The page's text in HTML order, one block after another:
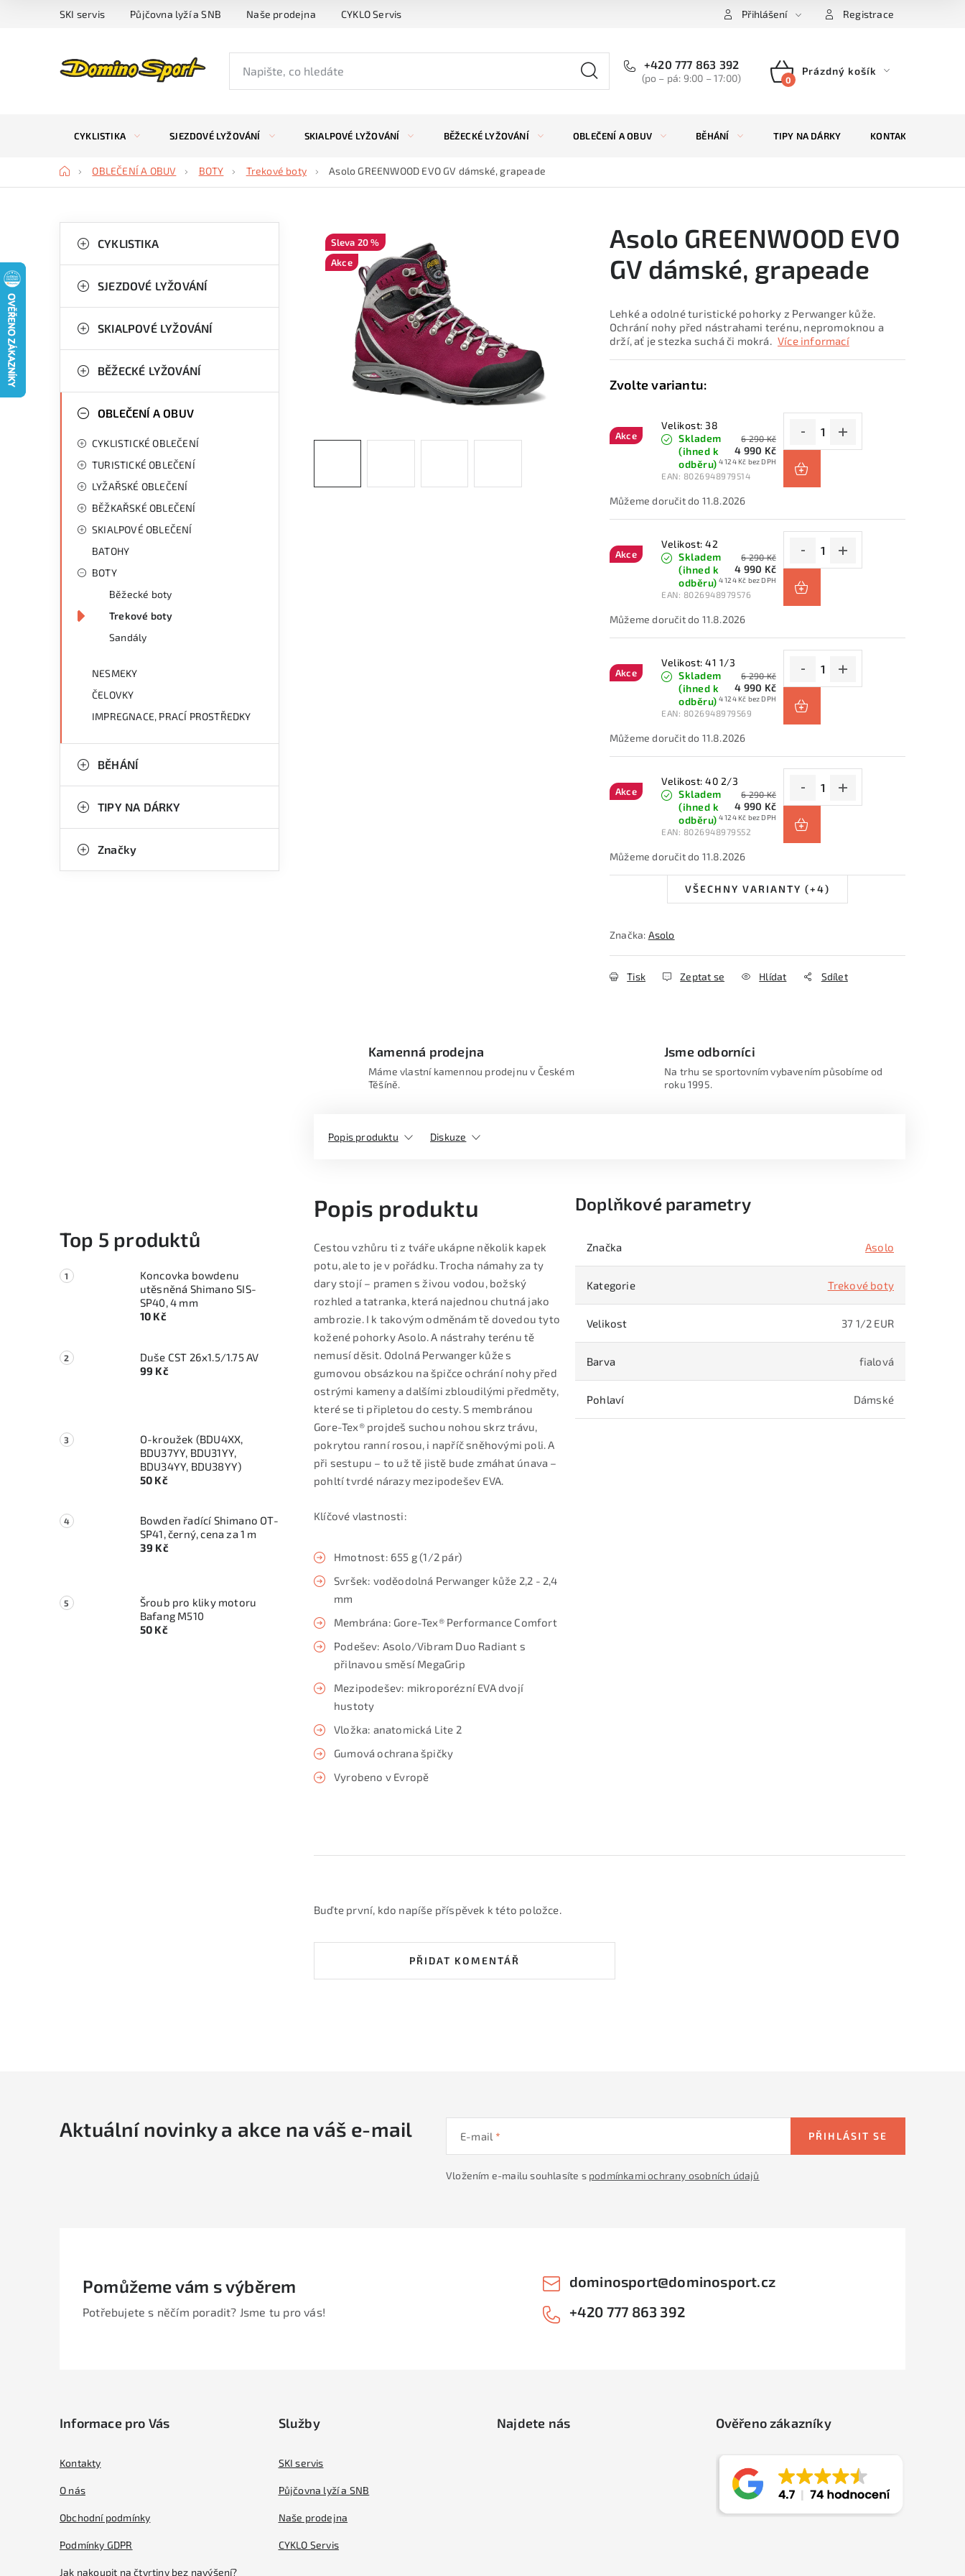
SKI servis Půjčovna lyží a SNB Naše prodejna CYKLO Servis Přihlášení Registrace
+420 777 863 392
(po – pá: 9:00 – 17:00)
NÁKUPNÍ
Prázdný košík
CYKLISTIKA SJEZDOVÉ LYŽOVÁNÍ SKIALPOVÉ LYŽOVÁNÍ BĚŽECKÉ LYŽOVÁNÍ OBLEČENÍ A OBUV BĚHÁNÍ TIPY NA DÁRKY KONTAKTY
DomůOBLEČENÍ A OBUV BOTY Trekové boty Asolo GREENWOOD EVO GV dámské, grapeade
o
t
r
n
kategorie
e
o
i
CYKLISTIKA
SJEZDOVÉ LYŽOVÁNÍ
SKIALPOVÉ LYŽOVÁNÍ
BĚŽECKÉ LYŽOVÁNÍ
OBLEČENÍ A OBUV
CYKLISTICKÉ OBLEČENÍ
TURISTICKÉ OBLEČENÍ
LYŽAŘSKÉ OBLEČENÍ
BĚŽKAŘSKÉ OBLEČENÍ
SKIALPOVÉ OBLEČENÍ
BATOHY
BOTY
Běžecké boty
Trekové boty
Sandály
NESMEKY
ČELOVKY
IMPREGNACE, PRACÍ PROSTŘEDKY
BĚHÁNÍ
TIPY NA DÁRKY
Značky
Top 5 produktů
Koncovka bowdenu
utěsněná Shimano SIS-
SP40, 4 mm
10 Kč
Duše CST 26x1.5/1.75 AV
99 Kč
O-kroužek (BDU4XX,
BDU37YY, BDU31YY,
BDU34YY, BDU38YY)
50 Kč
Bowden řadící Shimano OT-
SP41, černý, cena za 1 m
39 Kč
Šroub pro kliky motoru
Bafang M510
50 Kč
Asolo GREENWOOD EVO
GV dámské, grapeade
Lehké a odolné turistické pohorky z Perwanger kůže.
Ochrání nohy před nástrahami terénu, nepromoknou a
drží, ať je stezka suchá či mokrá. Více informací
Akce
Velikost: 38
Skladem
(ihned k
odběru)
EAN: 8026948979514
6 290 Kč
4 990 Kč
4 124 Kč bez DPH
11.8.2026
Akce
Velikost: 42
Skladem
(ihned k
odběru)
EAN: 8026948979576
6 290 Kč
4 990 Kč
4 124 Kč bez DPH
11.8.2026
Akce
Velikost: 41 1/3
Skladem
(ihned k
odběru)
EAN: 8026948979569
6 290 Kč
4 990 Kč
4 124 Kč bez DPH
11.8.2026
Akce
Velikost: 40 2/3
Skladem
(ihned k
odběru)
EAN: 8026948979552
6 290 Kč
4 990 Kč
4 124 Kč bez DPH
11.8.2026
VŠECHNY VARIANTY (+4)
Značka: Asolo
Tisk Zeptat se Hlídat Sdílet
20 %
Akce
Kamenná prodejna
Máme vlastní kamennou prodejnu v Českém
Těšíně.
Jsme odborníci
Na trhu se sportovním vybavením působíme od
roku 1995.
Popis produktu Diskuze
Popis produktu
Cestou vzhůru ti z tváře ukápne několik kapek
potu, ale to je v pořádku. Trocha námahy za ty
dary stojí – pramen s živou vodou, božský
rozhled a tatranka, která najednou chutná jako
ambrozie. I k takovým odměnám tě dovedou tyto
kožené pohorky Asolo. A nástrahy terénu tě
nemusí děsit. Odolná Perwanger kůže s
gumovou obsázkou na špičce ochrání nohy před
ostrými kameny a dalšími zbloudilými předměty,
které se ti připletou do cesty. S membránou
Gore-Tex® projdeš suchou nohou skrz trávu,
pokrytou ranní rosou, i napříč sněhovými poli. A
při sestupu – to už tě jistě bude zmáhat únava –
pohltí tvrdé nárazy mezipodešev EVA.
Klíčové vlastnosti:
Hmotnost: 655 g (1/2 pár)
Svršek: voděodolná Perwanger kůže 2,2 - 2,4
mm
Membrána: Gore-Tex® Performance Comfort
Podešev: Asolo/Vibram Duo Radiant s
přilnavou směsí MegaGrip
Mezipodešev: mikroporézní EVA dvojí
hustoty
Vložka: anatomická Lite 2
Gumová ochrana špičky
Vyrobeno v Evropě
Doplňkové parametry
Značka Asolo
Kategorie Trekové boty
Velikost 37 1/2 EUR
Barva fialová
Pohlaví Dámské
Buďte první, kdo napíše příspěvek k této položce.
PŘIDAT KOMENTÁŘ
Aktuální novinky a akce na váš e-mail E-mail
Vložením e-mailu souhlasíte s podmínkami ochrany osobních údajů
PŘIHLÁSIT SE
Pomůžeme vám s výběrem
Potřebujete s něčím poradit? Jsme tu pro vás!
dominosport@dominosport.cz
+420 777 863 392
Informace pro Vás
Kontakty
O nás
Obchodní podmínky
Podmínky GDPR
Jak nakoupit na čtvrtiny bez navýšení?
Služby
SKI servis
Půjčovna lyží a SNB
Naše prodejna
CYKLO Servis
Najdete nás Ověřeno zákazníky